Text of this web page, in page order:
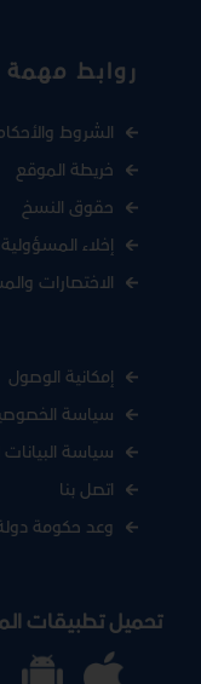
روابط مهمة
الشروط والأحكام
خريطة الموقع
حقوق النسخ
إخلاء المسؤولية
الاختصارات
إمكانية الوصول
سياسة الخصوصية
سياسة البيانات
اتصل بنا
وعد حكومة دولة
تحميل تطبيقات